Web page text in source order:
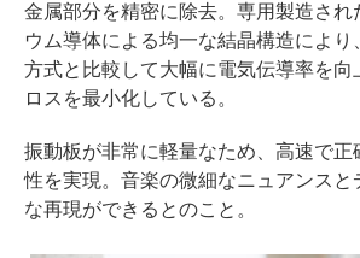
金属部分を精密に除去。専用製造され
ウム導体による均一な結晶構造により
方式と比較して大幅に電気伝導率を向
ロスを最小化している。
振動板が非常に軽量なため、高速で正
性を実現。音楽の微細なニュアンスと
な再現ができるとのこと。